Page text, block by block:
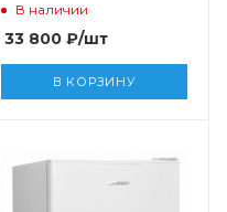
В наличии
33 800₽/шт
В КОРЗИНУ